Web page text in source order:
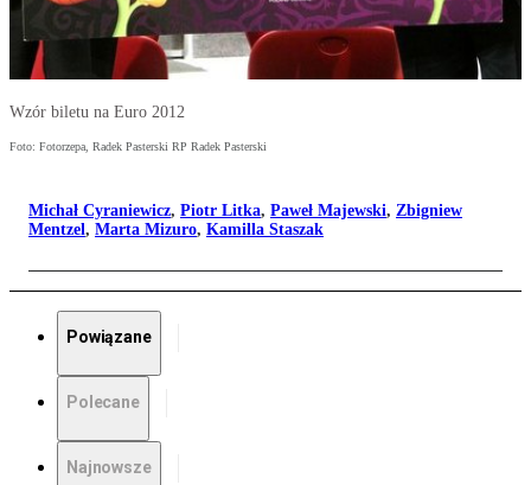
Wzór biletu na Euro 2012
Foto: Fotorzepa, Radek Pasterski RP Radek Pasterski
Michał Cyraniewicz, Piotr Litka, Paweł Majewski, Zbigniew
Mentzel, Marta Mizuro, Kamilla Staszak
Powiązane
Polecane
Najnowsze